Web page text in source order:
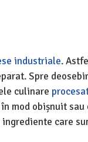
industriale.
Spre
culinare
mod obișnuit sau
ingrediente care